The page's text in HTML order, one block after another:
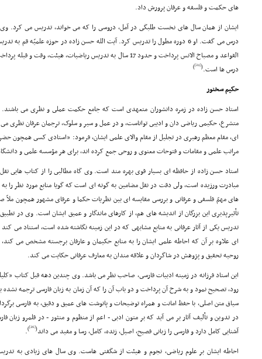
هاى حکمت و فلسفه و عرفان پرورش داد.
ایشان از همان سال هاى نخست طلبگى در آمل، دروسى را که مى خواند، تدریس مى کرد.
درس مى گفت. او 6 دوره مطول را تدریس کرد. آیت الله حسن زاده در حوزه علمیّه
القواعد و مصباح الانس پرداخت و حدود 17 سال به تدریس ریاضیات،
درس ها است.(
[24]
)
حکیم سخنور
استاد حسن زاده در زمره دانشوران متعهدى است که جامع حکمت عملى و نظرى مى
متشرع، حکیمى ریاضى دان و ادیبى تواناست، و در عمل و سیر و سلوک، ترجمان عرفان نظرى
اى، مقام معظم رهبرى در تجلیل از مقام والاى علمى ایشان، فرمود: «استادى کسى همچون
مراتب علمى و مقامات و فتوحات معنوى و روحى جمع کرده اند، براى هر مؤسسه علمى و
استاد حسن زاده از حافظه اى بسیار قوى بهره مند است. وى گاه مطالبى را از کتاب هایى
مبادرت ورزیده است، ولى دقت در نقل مضامین به گونه اى است که گویا منابع مورد نظر را
هاى مهمّ فلسفى و عرفانى و بررسى مقایسه اى بین نظریات حکما و عرفاى مشهور همچون ملاّ
تأثیرپذیرى این بزرگان از اندیشه هاى هم، از کارهاى ماندگار و عمیق ایشان است. وى در
تدریس یکى از آثار عرفانى به منابع مشابهى که در این زمینه نگاشته شده است، استناد مى
اى علاوه بر آن که احاطه علمى ایشان را به منابع حکیمان و عارفان برجسته مشخص مى
روحیه تحقیق و پژوهش در شاگردان و علاقه مندان به معارف عرفانى حکایت مى کند.
این استاد فرزانه در زمینه ادبیات فارسى، صاحب نظر مى باشد. وى چندین دهه قبل کتاب
رود، تصحیح نمود و به شرح آن پرداخت و دو باب آن را که آن زمان به زبان فارسى ترجمه نشده
سیاق متن اصلى، با حفظ امانت و همراه توضیحات و پانوشت هاى عمیق و دقیق، به فارسى
در تدوین و تألیف آثار بر مى آید که بر متون ادبى - اعم از منظوم و منثور - در قلمرو زبان
آشنایى کامل دارد و فارسى را زبانى فصیح، اصیل، زنده، کامل، رسا و مفید مى داند(
[26]
)
.
احاطه ایشان بر علوم ریاضى، نجوم و هیئت از شگفتى هاست. وى سال هاى زیادى به